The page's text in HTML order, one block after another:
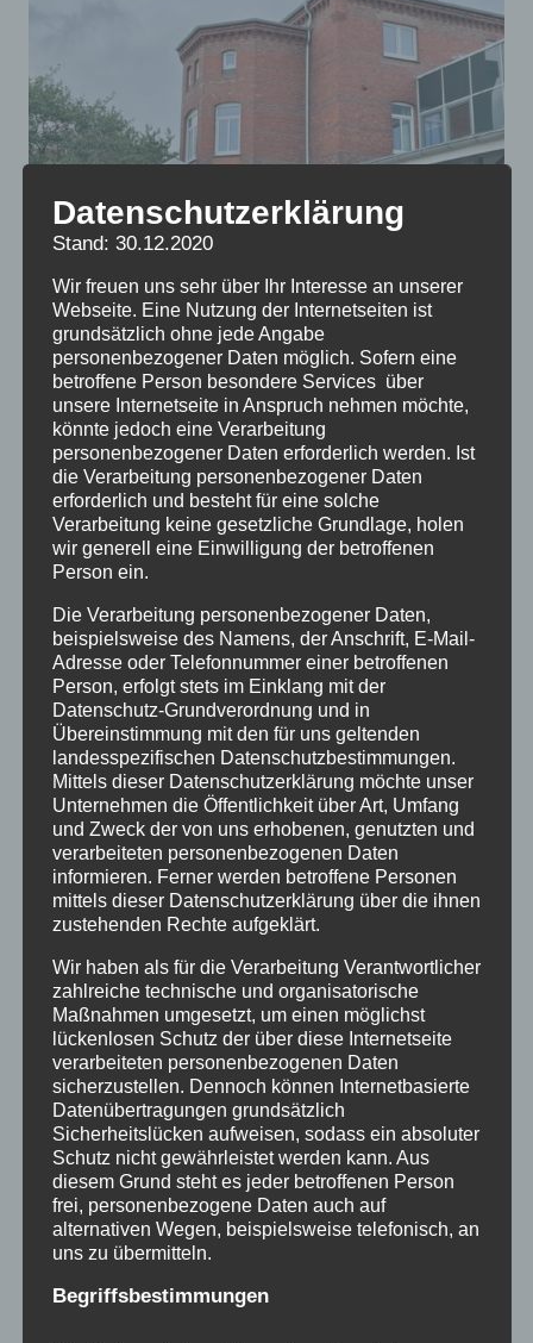
Silke 2 Jahre (Seehospiz Norderney
– 1971/73/76)
Silke P. Erschütterndes Zeitzeugnis aus dem
Seehospiz Norderney, noch 1971 bis 1976 eine
einzige Hölle
Treffen an der Gedenkstele in Bad
Salzdetfurth – zweijähriges
Gedenken an Todesfälle in der
Verschickung, am 11.4.26
Datenschutzerklärung
Stand: 30.12.2020
Wir freuen uns sehr über Ihr Interesse an unserer
Webseite. Eine Nutzung der Internetseiten ist
grundsätzlich ohne jede Angabe
personenbezogener Daten möglich. Sofern eine
betroffene Person besondere Services über
unsere Internetseite in Anspruch nehmen möchte,
könnte jedoch eine Verarbeitung
personenbezogener Daten erforderlich werden. Ist
die Verarbeitung personenbezogener Daten
erforderlich und besteht für eine solche
Verarbeitung keine gesetzliche Grundlage, holen
wir generell eine Einwilligung der betroffenen
Person ein.
Die Verarbeitung personenbezogener Daten,
beispielsweise des Namens, der Anschrift, E-Mail-
Adresse oder Telefonnummer einer betroffenen
Person, erfolgt stets im Einklang mit der
Datenschutz-Grundverordnung und in
Übereinstimmung mit den für uns geltenden
landesspezifischen Datenschutzbestimmungen.
Mittels dieser Datenschutzerklärung möchte unser
Unternehmen die Öffentlichkeit über Art, Umfang
und Zweck der von uns erhobenen, genutzten und
verarbeiteten personenbezogenen Daten
informieren. Ferner werden betroffene Personen
mittels dieser Datenschutzerklärung über die ihnen
zustehenden Rechte aufgeklärt.
Wir haben als für die Verarbeitung Verantwortlicher
zahlreiche technische und organisatorische
Maßnahmen umgesetzt, um einen möglichst
lückenlosen Schutz der über diese Internetseite
verarbeiteten personenbezogenen Daten
sicherzustellen. Dennoch können Internetbasierte
Datenübertragungen grundsätzlich
Sicherheitslücken aufweisen, sodass ein absoluter
Schutz nicht gewährleistet werden kann. Aus
diesem Grund steht es jeder betroffenen Person
frei, personenbezogene Daten auch auf
alternativen Wegen, beispielsweise telefonisch, an
uns zu übermitteln.
Begriffsbestimmungen